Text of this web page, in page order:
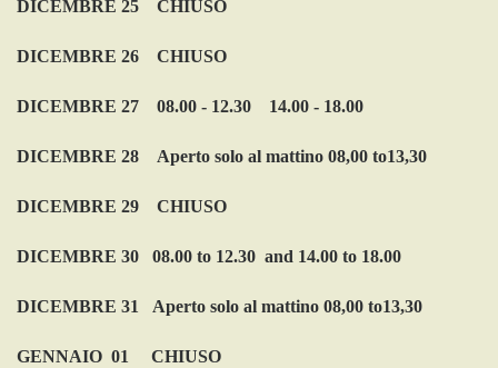
DICEMBRE 25 CHIUSO
DICEMBRE 26 CHIUSO
DICEMBRE 27 08.00 - 12.30 14.00 - 18.00
DICEMBRE 28 Aperto solo al mattino 08,00 to13,30
DICEMBRE 29 CHIUSO
DICEMBRE 30 08.00 to 12.30 and 14.00 to 18.00
DICEMBRE 31 Aperto solo al mattino 08,00 to13,30
GENNAIO 01 CHIUSO